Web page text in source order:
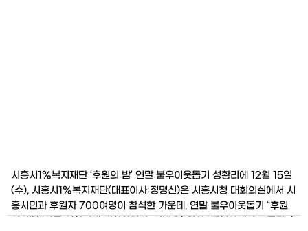
시흥시1%복지재단 ‘후원의 밤’ 연말 불우이웃돕기 성황리에 12월 15일
(수), 시흥시1%복지재단(대표이사:정명신)은 시흥시청 대회의실에서 시
흥시민과 후원자 700여명이 참석한 가운데, 연말 불우이웃돕기 “후원